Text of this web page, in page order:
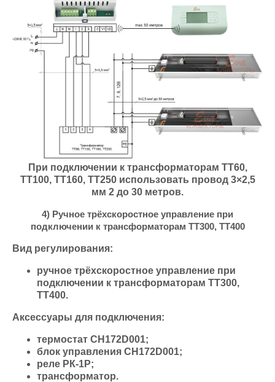
При подключении к трансформаторам ТТ60,
ТТ100, ТТ160, ТТ250 использовать провод 3×2,5
мм 2 до 30 метров.
4) Ручное трёхскоростное управление при
подключении к трансформаторам ТТ300, ТТ400
Вид регулирования:
ручное трёхскоростное управление при
подключении к трансформаторам ТТ300,
ТТ400.
Аксессуары для подключения:
термостат СН172D001;
блок управления СН172D001;
реле РК-1Р;
трансформатор.